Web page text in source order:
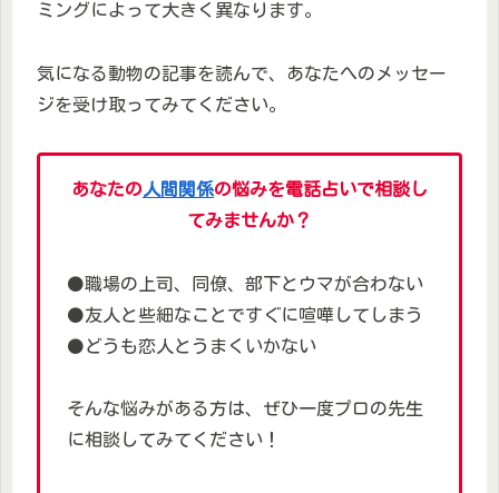
ミングによって大きく異なります。
気になる動物の記事を読んで、あなたへのメッセー
ジを受け取ってみてください。
あなたの人間関係の悩みを電話占いで相談し
てみませんか？
⚫職場の上司、同僚、部下とウマが合わない
⚫友人と些細なことですぐに喧嘩してしまう
⚫どうも恋人とうまくいかない
そんな悩みがある方は、ぜひ一度プロの先生
に相談してみてください！